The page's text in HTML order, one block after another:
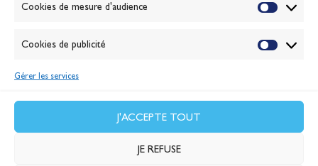
Cookies de mesure d'audience
Cookies de publicité
Gérer les services
J'ACCEPTE TOUT
JE REFUSE
ABONNEZ-VOUS
J'accepte lapolitique de confidentialité